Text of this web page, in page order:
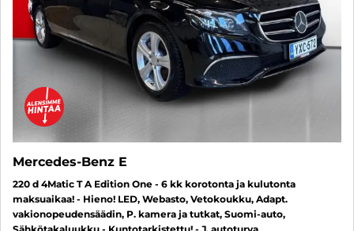
Mercedes-Benz E
220 d 4Matic T A Edition One - 6 kk korotonta ja kulutonta
maksuaikaa! - Hieno! LED, Webasto, Vetokoukku, Adapt.
vakionopeudensäädin, P. kamera ja tutkat, Suomi-auto,